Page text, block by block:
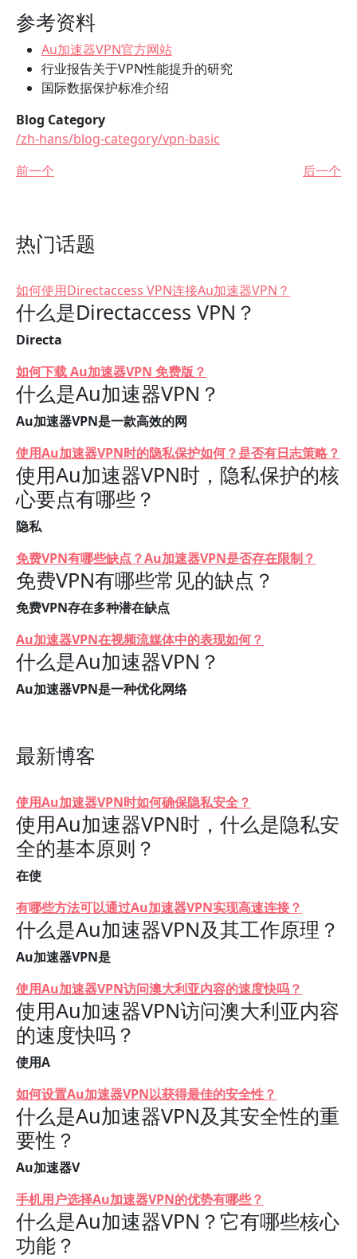
参考资料
Au加速器VPN官方网站
行业报告关于VPN性能提升的研究
国际数据保护标准介绍
Blog Category
/zh-hans/blog-category/vpn-basic
前一个
后一个
热门话题
如何使用Directaccess VPN连接Au加速器VPN？
什么是Directaccess VPN？
Directa
如何下载 Au加速器VPN 免费版？
什么是Au加速器VPN？
Au加速器VPN是一款高效的网
使用Au加速器VPN时的隐私保护如何？是否有日志策略？
使用Au加速器VPN时，隐私保护的核
心要点有哪些？
隐私
免费VPN有哪些缺点？Au加速器VPN是否存在限制？
免费VPN有哪些常见的缺点？
免费VPN存在多种潜在缺点
Au加速器VPN在视频流媒体中的表现如何？
什么是Au加速器VPN？
Au加速器VPN是一种优化网络
最新博客
使用Au加速器VPN时如何确保隐私安全？
使用Au加速器VPN时，什么是隐私安
全的基本原则？
在使
有哪些方法可以通过Au加速器VPN实现高速连接？
什么是Au加速器VPN及其工作原理？
Au加速器VPN是
使用Au加速器VPN访问澳大利亚内容的速度快吗？
使用Au加速器VPN访问澳大利亚内容
的速度快吗？
使用A
如何设置Au加速器VPN以获得最佳的安全性？
什么是Au加速器VPN及其安全性的重
要性？
Au加速器V
手机用户选择Au加速器VPN的优势有哪些？
什么是Au加速器VPN？它有哪些核心
功能？